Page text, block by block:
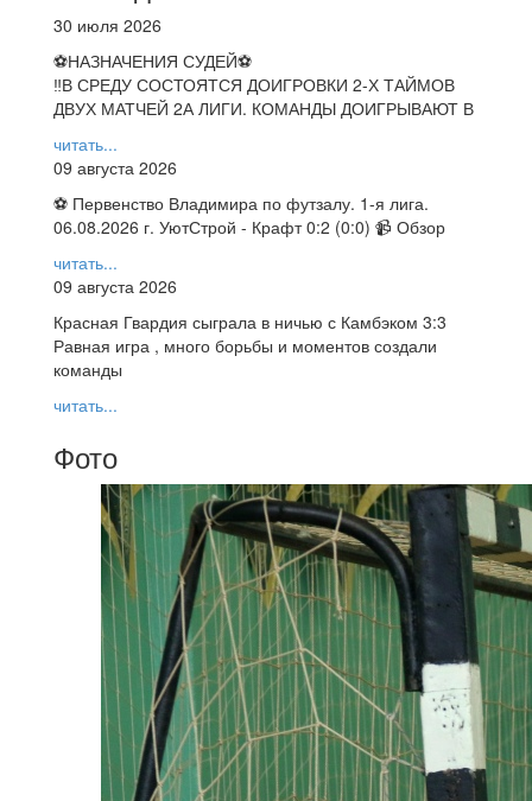
30 июля 2026
⚽НАЗНАЧЕНИЯ СУДЕЙ⚽
‼В СРЕДУ СОСТОЯТСЯ ДОИГРОВКИ 2-Х ТАЙМОВ
ДВУХ МАТЧЕЙ 2А ЛИГИ. КОМАНДЫ ДОИГРЫВАЮТ В
читать...
09 августа 2026
⚽ Первенство Владимира по футзалу. 1-я лига.
06.08.2026 г. УютСтрой - Крафт 0:2 (0:0) 📹 Обзор
читать...
09 августа 2026
Красная Гвардия сыграла в ничью с Камбэком 3:3
Равная игра , много борьбы и моментов создали
команды
читать...
Фото